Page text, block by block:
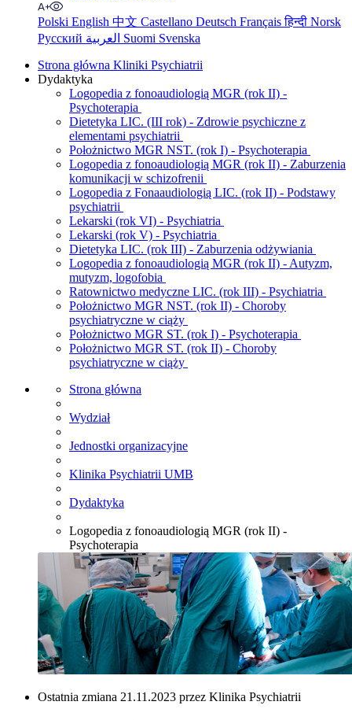
Polski English 中文 Castellano Deutsch Françaisहिन्दी Norsk
Русский
Suomi Svenska
Strona główna Kliniki Psychiatrii
Dydaktyka
Logopedia z fonoaudiologią MGR (rok II) -
Psychoterapia
Dietetyka LIC. (III rok) - Zdrowie psychiczne z
elementami psychiatrii
Położnictwo MGR NST. (rok I) - Psychoterapia
Logopedia z fonoaudiologią MGR (rok II) - Zaburzenia
komunikacji w schizofrenii
Logopedia z Fonaaudiologią LIC. (rok II) - Podstawy
psychiatrii
Lekarski (rok VI) - Psychiatria
Lekarski (rok V) - Psychiatria
Dietetyka LIC. (rok III) - Zaburzenia odżywiania
Logopedia z fonoaudiologią MGR (rok II) - Autyzm,
mutyzm, logofobia
Ratownictwo medyczne LIC. (rok III) - Psychiatria
Położnictwo MGR NST. (rok II) - Choroby
psychiatryczne w ciąży
Położnictwo MGR ST. (rok I) - Psychoterapia
Położnictwo MGR ST. (rok II) - Choroby
psychiatryczne w ciąży
Strona główna
Wydział
Jednostki organizacyjne
Klinika Psychiatrii UMB
Dydaktyka
Logopedia z fonoaudiologią MGR (rok II) -
Psychoterapia
Ostatnia zmiana 21.11.2023 przez Klinika Psychiatrii